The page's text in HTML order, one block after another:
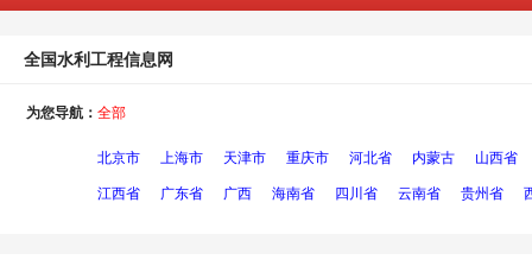
全国水利工程信息网
为您导航： 全部
北京市 上海市 天津市 重庆市 河北省 内蒙古 山西省
江西省 广东省 广西 海南省 四川省 云南省 贵州省